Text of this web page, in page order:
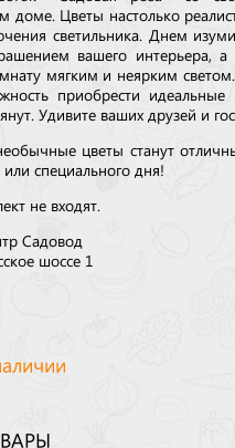
доме. Цветы настолько
светильника. Днем
вашего интерьера,
мягким и неярким
приобрести
Удивите ваших друзей и
цветы станут
специального дня!
не входят.
Садовод
шоссе 1